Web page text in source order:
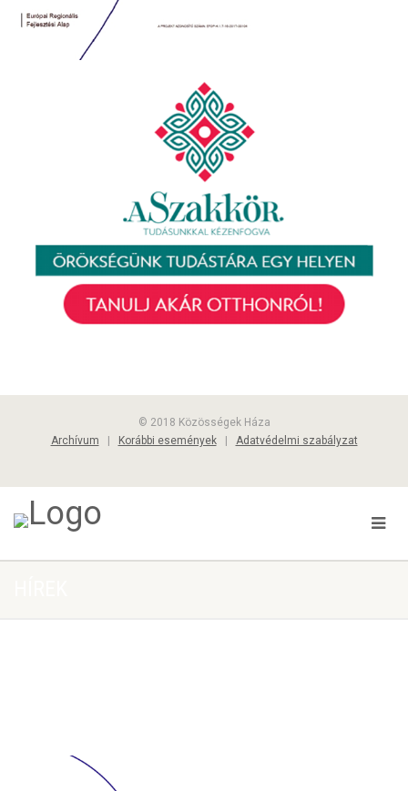
© 2018 Közösségek Háza
Archívum
Korábbi események| Adatvédelmi szabályzat